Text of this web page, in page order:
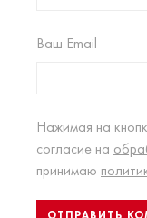
Ваш Email
Нажимая на
согласие на
принимаю